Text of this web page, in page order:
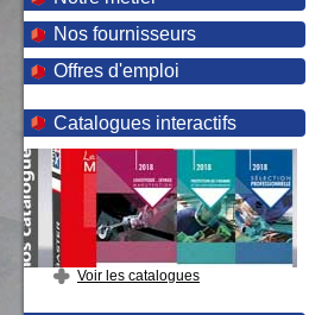
Nos fournisseurs
Offres d'emploi
Catalogues interactifs
Voir les catalogues